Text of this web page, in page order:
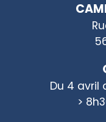
Du 4 avril
>